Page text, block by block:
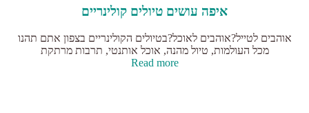
איפה עושים טיולים קולינריים
אוהבים לטייל?אוהבים לאוכל?בטיולים הקולינריים בצפון אתם תהנו
מכל העולמות, טיול מהנה, אוכל אותנטי, תרבות מרתקת
Read more